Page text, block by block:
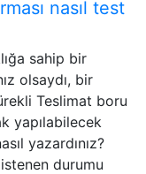
nasıl test
sahip bir
olsaydı, bir
Teslimat boru
yapılabilecek
yazardınız?
durumu